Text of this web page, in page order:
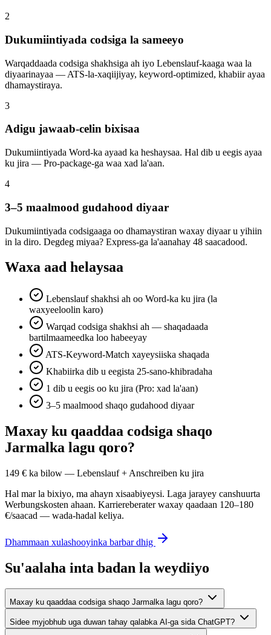
2
Dukumiintiyada codsiga la sameeyo
Warqaddaada codsiga shakhsiga ah iyo Lebenslauf-kaaga waa la
diyaarinayaa — ATS-la-xaqiijiyay, keyword-optimized, khabiir ayaa
dhamaystiraya.
3
Adigu jawaab-celin bixisaa
Dukumiintiyada Word-ka ayaad ka heshaysaa. Hal dib u eegis ayaa
ku jira — Pro-package-ga waa xad la'aan.
4
3–5 maalmood gudahood diyaar
Dukumiintiyada codsigaaga oo dhamaystiran waxay diyaar u yihiin
in la diro. Degdeg miyaa? Express-ga la'aanahay 48 saacadood.
Waxa aad helaysaa
Lebenslauf shakhsi ah oo Word-ka ku jira (la
waxyeeloolin karo)
Warqad codsiga shakhsi ah — shaqadaada
bartilmaameedka loo habeeyay
ATS-Keyword-Match xayeysiiska shaqada
Khabiirka dib u eegista 25-sano-khibradaha
1 dib u eegis oo ku jira (Pro: xad la'aan)
3–5 maalmood shaqo gudahood diyaar
Maxay ku qaaddaa codsiga shaqo
Jarmalka lagu qoro?
149 € ka bilow — Lebenslauf + Anschreiben ku jira
Hal mar la bixiyo, ma ahayn xisaabiyeysi. Laga jarayey canshuurta
Werbungskosten ahaan. Karriereberater waxay qaadaan 120–180
€/saacad — wada-hadal keliya.
Dhammaan xulashooyinka barbar dhig
Su'aalaha inta badan la weydiiyo
Maxay ku qaaddaa codsiga shaqo Jarmalka lagu qoro?
Sidee myjobhub uga duwan tahay qalabka AI-ga sida ChatGPT?